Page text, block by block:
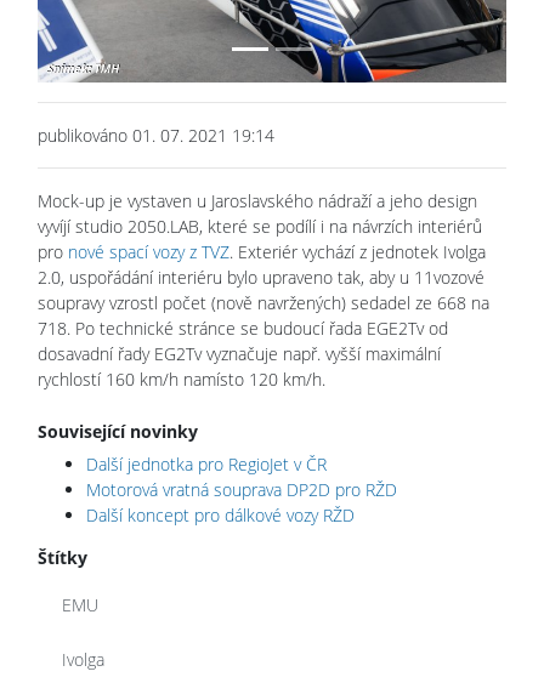
publikováno 01. 07. 2021 19:14
Mock-up je vystaven u Jaroslavského nádraží a jeho design
vyvíjí studio 2050.LAB, které se podílí i na návrzích interiérů
pro nové spací vozy z TVZ. Exteriér vychází z jednotek Ivolga
2.0, uspořádání interiéru bylo upraveno tak, aby u 11vozové
soupravy vzrostl počet (nově navržených) sedadel ze 668 na
718. Po technické stránce se budoucí řada EGE2Tv od
dosavadní řady EG2Tv vyznačuje např. vyšší maximální
rychlostí 160 km/h namísto 120 km/h.
Související novinky
Další jednotka pro RegioJet v ČR
Motorová vratná souprava DP2D pro RŽD
Další koncept pro dálkové vozy RŽD
Štítky
EMU
Ivolga